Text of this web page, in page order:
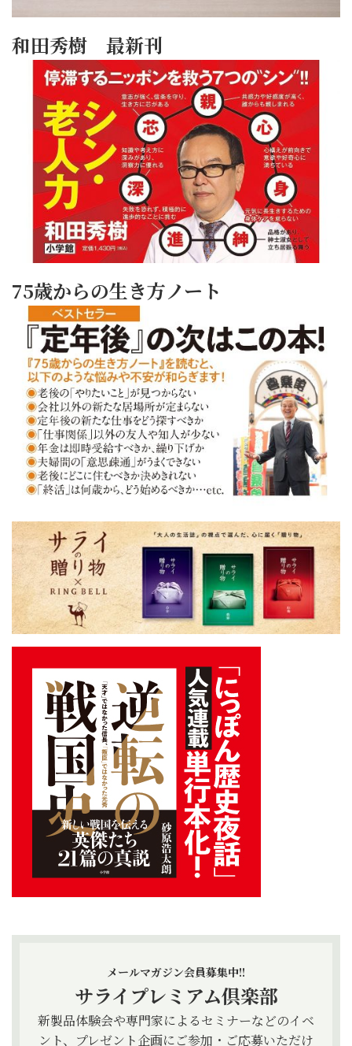
和田秀樹 最新刊
75歳からの生き方ノート
メールマガジン会員募集中!!
サライプレミアム倶楽部
新製品体験会や専門家によるセミナーなどのイベ
ント、プレゼント企画にご参加・ご応募いただけ